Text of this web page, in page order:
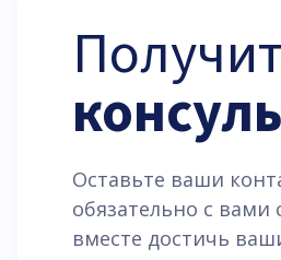
Оставьте ваши
обязательно с вами
вместе достичь